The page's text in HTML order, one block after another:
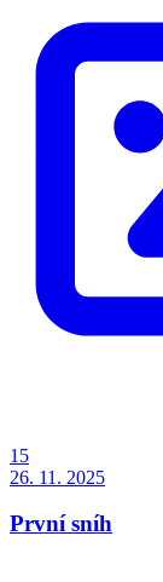
15
26. 11. 2025
První sníh